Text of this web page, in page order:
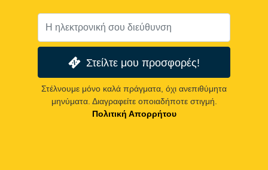
Στείλτε μου προσφορές!
Στέλνουμε μόνο καλά πράγματα, όχι ανεπιθύμητα
μηνύματα. Διαγραφείτε οποιαδήποτε στιγμή.
Πολιτική Απορρήτου